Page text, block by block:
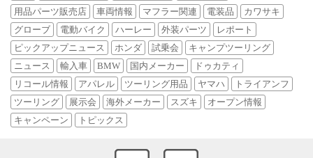
用品パーツ販売店
車両情報 マフラー関連 電装品
カワサキ
グローブ
電動バイク ハーレー 外装パーツ
レポート
ピックアップニュース
ホンダ 試乗会
キャンプツーリング
ニュース
輸入車 BMW 国内メーカー
ドゥカティ
リコール情報
アパレル ツーリング用品 ヤマハ
トライアンフ
ツーリング
展示会 海外メーカー スズキ
オープン情報
キャンペーン
トピックス